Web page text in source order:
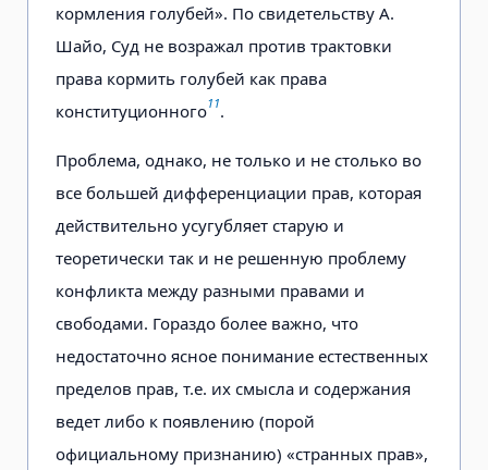
кормления голубей». По свидетельству А.
Шайо, Суд не возражал против трактовки
права кормить голубей как права
конституционного11.
Проблема, однако, не только и не столько во
все большей дифференциации прав, которая
действительно усугубляет старую и
теоретически так и не решенную проблему
конфликта между разными правами и
свободами. Гораздо более важно, что
недостаточно ясное понимание естественных
пределов прав, т.е. их смысла и содержания
ведет либо к появлению (порой
официальному признанию) «странных прав»,